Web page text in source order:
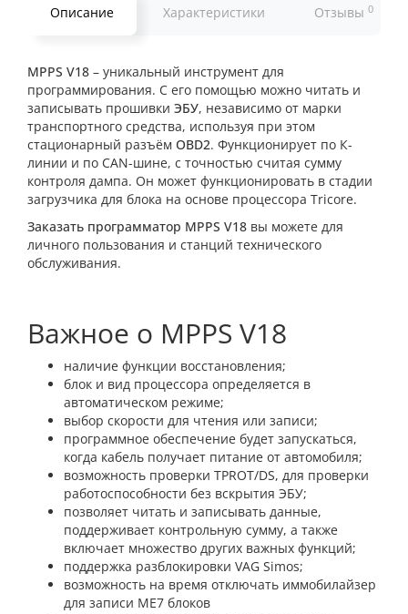
Описание Характеристики Отзывы 0
MPPS V18 – уникальный инструмент для
программирования. С его помощью можно читать и
записывать прошивки ЭБУ, независимо от марки
транспортного средства, используя при этом
стационарный разъём OBD2. Функционирует по К-
линии и по CAN-шине, с точностью считая сумму
контроля дампа. Он может функционировать в стадии
загрузчика для блока на основе процессора Tricore.
Заказать программатор MPPS V18 вы можете для
личного пользования и станций технического
обслуживания.
Важное о MPPS V18
наличие функции восстановления;
блок и вид процессора определяется в
автоматическом режиме;
выбор скорости для чтения или записи;
программное обеспечение будет запускаться,
когда кабель получает питание от автомобиля;
возможность проверки TPROT/DS, для проверки
работоспособности без вскрытия ЭБУ;
позволяет читать и записывать данные,
поддерживает контрольную сумму, а также
включает множество других важных функций;
поддержка разблокировки VAG Simos;
возможность на время отключать иммобилайзер
для записи ME7 блоков